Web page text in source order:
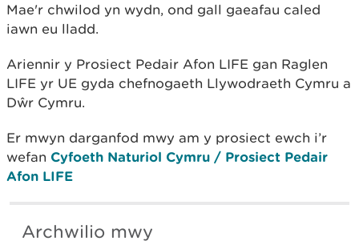
Mae'r chwilod yn wydn, ond gall gaeafau caled
iawn eu lladd.
Ariennir y Prosiect Pedair Afon LIFE gan Raglen
LIFE yr UE gyda chefnogaeth Llywodraeth Cymru a
Dŵr Cymru.
Er mwyn darganfod mwy am y prosiect ewch i’r
wefan Cyfoeth Naturiol Cymru / Prosiect Pedair
Afon LIFE
Archwilio mwy